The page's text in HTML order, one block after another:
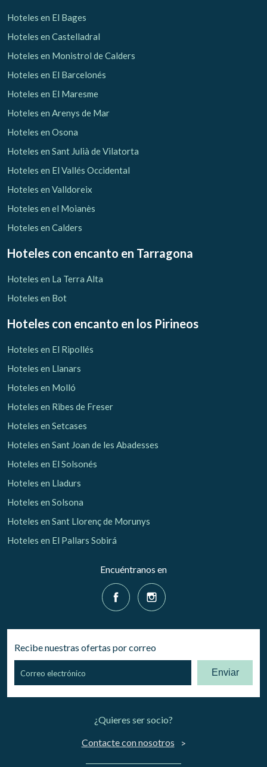
Hoteles en El Bages
Hoteles en Castelladral
Hoteles en Monistrol de Calders
Hoteles en El Barcelonés
Hoteles en El Maresme
Hoteles en Arenys de Mar
Hoteles en Osona
Hoteles en Sant Julià de Vilatorta
Hoteles en El Vallés Occidental
Hoteles en Valldoreix
Hoteles en el Moianès
Hoteles en Calders
Hoteles con encanto en Tarragona
Hoteles en La Terra Alta
Hoteles en Bot
Hoteles con encanto en los Pirineos
Hoteles en El Ripollés
Hoteles en Llanars
Hoteles en Molló
Hoteles en Ribes de Freser
Hoteles en Setcases
Hoteles en Sant Joan de les Abadesses
Hoteles en El Solsonés
Hoteles en Lladurs
Hoteles en Solsona
Hoteles en Sant Llorenç de Morunys
Hoteles en El Pallars Sobirá
Encuéntranos en
Recibe nuestras ofertas por correo
Enviar
¿Quieres ser socio?
Contacte con nosotros